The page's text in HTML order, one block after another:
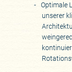
Optimale
unserer